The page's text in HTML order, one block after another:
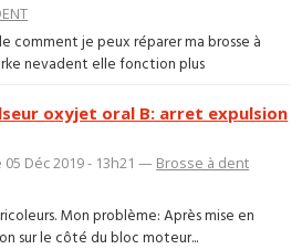
comment je peux réparer ma brosse à
nevadent elle fonction plus
oxyjet oral B: arret expulsion
Déc 2019 - 13h21 — Brosse à dent
Mon problème: Après mise en
sur le côté du bloc moteur...